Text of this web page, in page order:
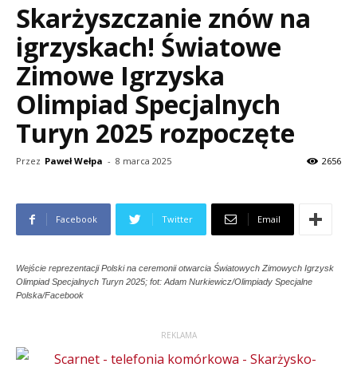
Skarżyszczanie znów na
igrzyskach! Światowe
Zimowe Igrzyska
Olimpiad Specjalnych
Turyn 2025 rozpoczęte
Przez Paweł Wełpa - 8 marca 2025 2656
Facebook Twitter Email
Wejście reprezentacji Polski na ceremonii otwarcia Światowych Zimowych Igrzysk
Olimpiad Specjalnych Turyn 2025; fot: Adam Nurkiewicz/Olimpiady Specjalne
Polska/Facebook
REKLAMA